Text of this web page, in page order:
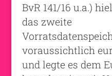
BvR 141/16 u.a.)
das zweite
voraussichtlich
und legte es dem